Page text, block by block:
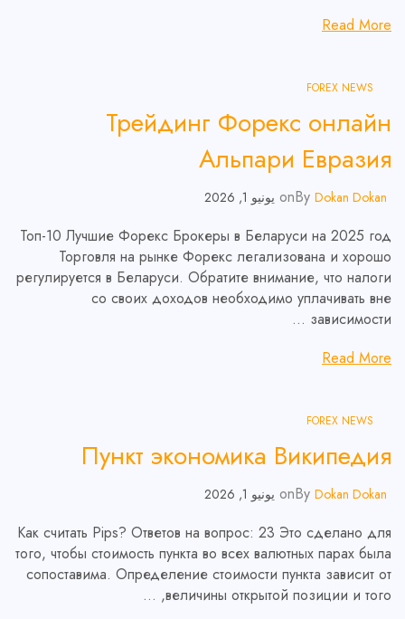
Read More
FOREX NEWS
Трейдинг Форекс онлайн
Альпари Евразия
By Dokan Dokan
on يونيو 1, 2026
Топ-10 Лучшие Форекс Брокеры в Беларуси на 2025 год
Торговля на рынке Форекс легализована и хорошо
регулируется в Беларуси. Обратите внимание, что налоги
со своих доходов необходимо уплачивать вне
зависимости …
Read More
FOREX NEWS
Пункт экономика Википедия
By Dokan Dokan
on يونيو 1, 2026
Как считать Pips? Ответов на вопрос: 23 Это сделано для
того, чтобы стоимость пункта во всех валютных парах была
сопоставима. Определение стоимости пункта зависит от
величины открытой позиции и того, …